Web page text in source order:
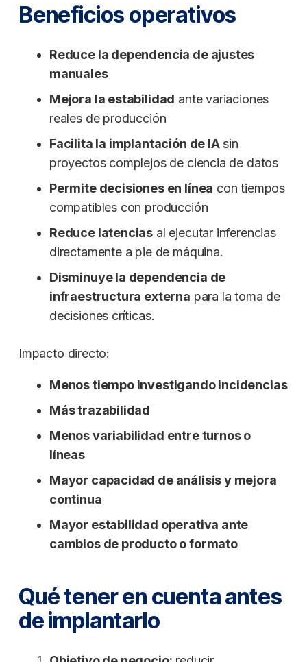
Beneficios operativos
Reduce la dependencia de ajustes
manuales
Mejora la estabilidad ante variaciones
reales de producción
Facilita la implantación de IAsin
proyectos complejos de ciencia de datos
Permite decisiones en línea con tiempos
compatibles con producción
Reduce latencias al ejecutar inferencias
directamente a pie de máquina.
Disminuye la dependencia de
infraestructura externa para la toma de
decisiones críticas.
Impacto directo:
Menos tiempo investigando incidencias
Más trazabilidad
Menos variabilidad entre turnos o
líneas
Mayor capacidad de análisis y mejora
continua
Mayor estabilidad operativa ante
cambios de producto o formato
Qué tener en cuenta antes
de implantarlo